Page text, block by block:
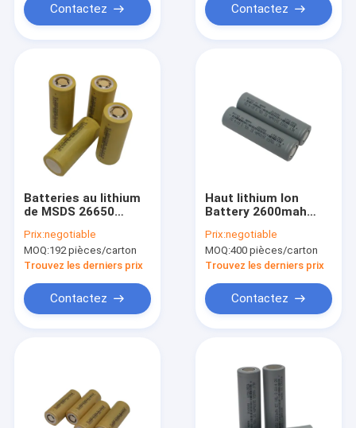
Contactez Contactez
Batteries au lithium
de MSDS 26650
les appareils
ménagers
Prix:negotiable
MOQ:192 pièces/carton
Trouvez les derniers prix
Contactez
Haut lithium Ion
Battery 2600mah
3.6v pour le stockage
de l'énergie
Prix:negotiable
MOQ:400 pièces/carton
Trouvez les derniers prix
Contactez